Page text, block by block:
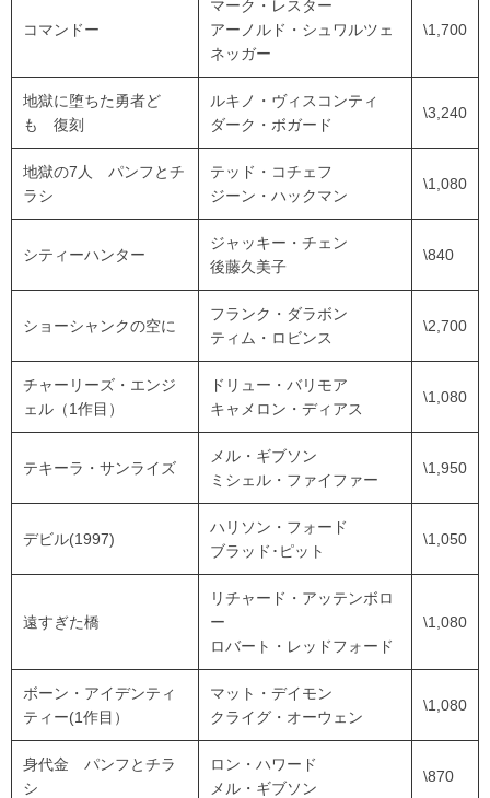
コマンドー
マーク・レスター
アーノルド・シュワルツェ
ネッガー
\1,700
地獄に堕ちた勇者ど
も 復刻
ルキノ・ヴィスコンティ
ダーク・ボガード
\3,240
地獄の7人 パンフとチ
ラシ
テッド・コチェフ
ジーン・ハックマン
\1,080
シティーハンター
ジャッキー・チェン
後藤久美子
\840
ショーシャンクの空に
フランク・ダラボン
ティム・ロビンス
\2,700
チャーリーズ・エンジ
ェル（1作目）
ドリュー・バリモア
キャメロン・ディアス
\1,080
テキーラ・サンライズ
メル・ギブソン
ミシェル・ファイファー
\1,950
デビル(1997)
ハリソン・フォード
ブラッド･ピット
\1,050
遠すぎた橋
リチャード・アッテンボロ
ー
ロバート・レッドフォード
\1,080
ボーン・アイデンティ
ティー(1作目）
マット・デイモン
クライグ・オーウェン
\1,080
身代金 パンフとチラ
シ
ロン・ハワード
メル・ギブソン
\870